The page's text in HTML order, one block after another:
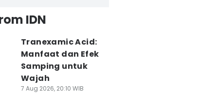
IDN
Tranexamic Acid:
Manfaat dan Efek
Samping untuk
Wajah
7 Aug 2026, 20:10 WIB